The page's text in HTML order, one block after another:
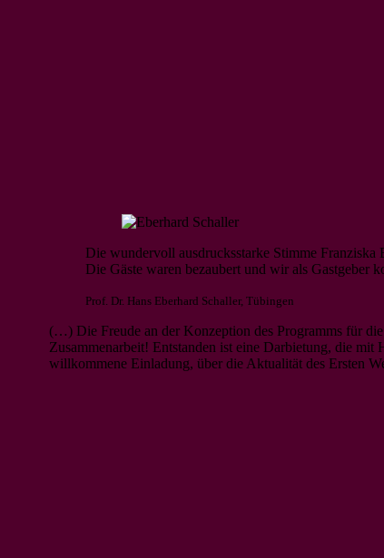
Die wundervoll ausdrucksstarke Stimme
Die Gäste waren bezaubert und wir als Gastgeber
Prof. Dr. Hans Eberhard Schaller, Tübingen
(…) Die Freude an der Konzeption des Programms für
Zusammenarbeit! Entstanden ist eine Darbietung, die
willkommene Einladung, über die Aktualität des Ersten